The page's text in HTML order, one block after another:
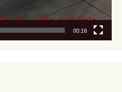
00:16